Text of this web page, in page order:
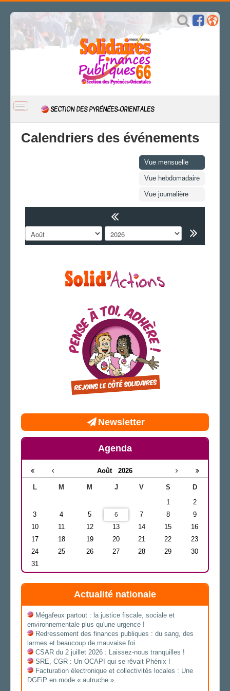
BASCULER
NAVIGATION
SECTION DES PYRÉNÉES-ORIENTALES
LA SECTION
Calendriers des événements
Vue mensuelle
Vue hebdomadaire
Vue journalière
Newsletter
Agenda
Août 2026
L M M J V S
D
1
2
3
4 5 6 7 8
9
10
11 12 13 14 15
16
17
18 19 20 21 22
23
24
25 26 27 28 29
30
31
Actualité nationale
Mégafeux partout : la justice fiscale, sociale et
environnementale plus qu'une urgence !
Redressement des finances publiques : du sang, des
larmes et beaucoup de mauvaise foi
CSAR du 2 juillet 2026 : Laissez-nous tranquilles !
SRE, CGR : Un OCAPI qui se rêvait Phénix !
Facturation électronique et collectivités locales : Une
DGFiP en mode « autruche »